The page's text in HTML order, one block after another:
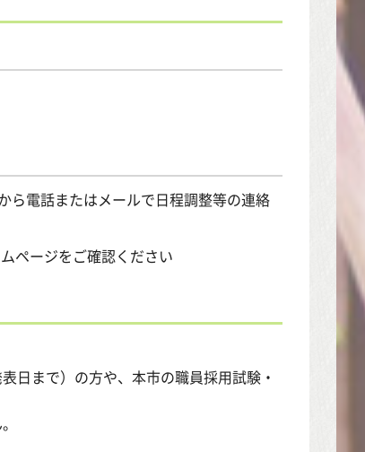
ら電話またはメールで日程調整等の連絡
ページをご確認ください
日まで）の方や、本市の職員採用試験・